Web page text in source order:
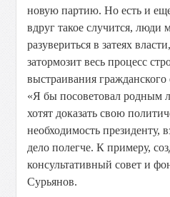
новую партию. Но есть и
вдруг такое случится, люди
разувериться в затеях
затормозит весь процесс
выстраивания
«Я бы посоветовал родным
хотят доказать свою
необходимость президенту,
дело полегче. К примеру,
консультативный совет и
Сурьянов.